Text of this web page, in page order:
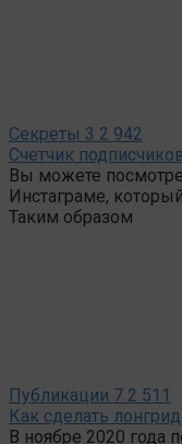
Секреты 3 2 942
Счетчик
Вы можете
Инстаграме,
Таким образом
Публикации 7 2 511
Как сделать
В ноябре 2020 года